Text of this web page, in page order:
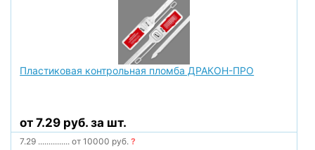
Пластиковая контрольная пломба ДРАКОН-ПРО
от 7.29 руб. за шт.
7.29 ............... от 10000 руб.?